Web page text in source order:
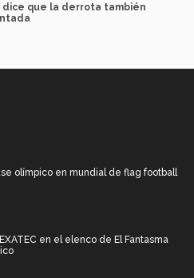
dice que la derrota también
olímpico en mundial de flag football
en el elenco de El Fantasma